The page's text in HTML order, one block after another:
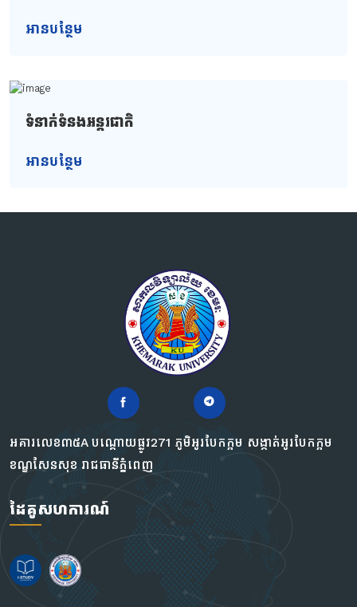
អានបន្ថែម
ទំនាក់ទំនងអន្តរជាតិ
អានបន្ថែម
អគារលេខ៣៥A បណ្ដោយផ្លូវ271 ភូមិអូរបែកក្អម សង្កាត់អូរបែកក្អម
ខណ្ឌសែនសុខ រាជធានីភ្នំពេញ
ដៃគូសហការណ៍